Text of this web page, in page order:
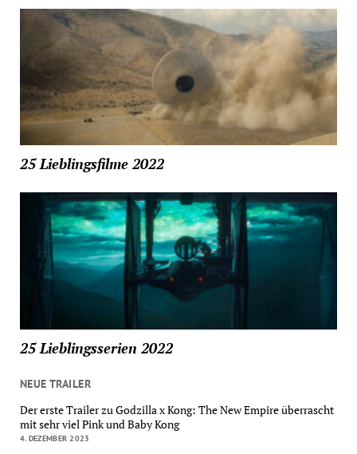
25 Lieblingsfilme 2022
25 Lieblingsserien 2022
NEUE TRAILER
Der erste Trailer zu Godzilla x Kong: The New Empire überrascht
mit sehr viel Pink und Baby Kong
4. DEZEMBER 2023